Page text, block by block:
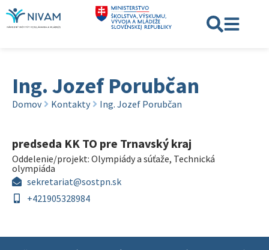
Ing. Jozef Porubčan
Domov Kontakty Ing. Jozef Porubčan
predseda KK TO pre Trnavský kraj
Oddelenie/projekt: Olympiády a súťaže, Technická
olympiáda
sekretariat@sostpn.sk
+421905328984